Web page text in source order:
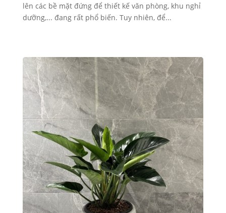
lên các bề mặt đứng để thiết kế văn phòng, khu nghỉ
dưỡng,... đang rất phổ biến. Tuy nhiên, để...